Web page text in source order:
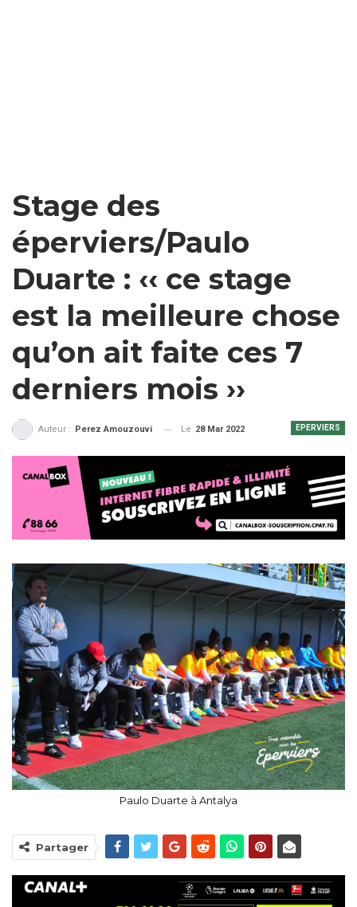
Stage des
éperviers/Paulo
Duarte : ‹‹ ce stage
est la meilleure chose
qu’on ait faite ces 7
derniers mois ››
EPERVIERS
Auteur : Perez Amouzouvi Le 28 Mar 2022
Paulo Duarte à Antalya
Partager